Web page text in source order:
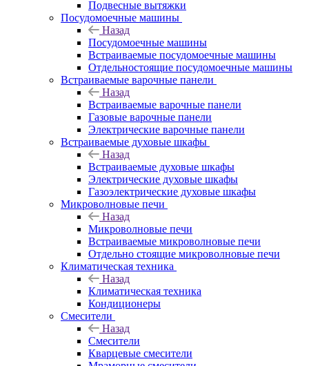
Подвесные вытяжки
Посудомоечные машины
Назад
Посудомоечные машины
Встраиваемые посудомоечные машины
Отдельностоящие посудомоечные машины
Встраиваемые варочные панели
Назад
Встраиваемые варочные панели
Газовые варочные панели
Электрические варочные панели
Встраиваемые духовые шкафы
Назад
Встраиваемые духовые шкафы
Электрические духовые шкафы
Газоэлектрические духовые шкафы
Микроволновые печи
Назад
Микроволновые печи
Встраиваемые микроволновые печи
Отдельно стоящие микроволновые печи
Климатическая техника
Назад
Климатическая техника
Кондиционеры
Смесители
Назад
Смесители
Кварцевые смесители